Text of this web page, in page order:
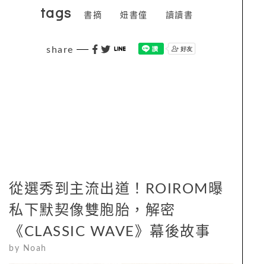
tags 書摘 妞書僮 讀讀書
share
從選秀到主流出道！ROIROM曝
私下默契像雙胞胎，解密
《CLASSIC WAVE》幕後故事
by Noah